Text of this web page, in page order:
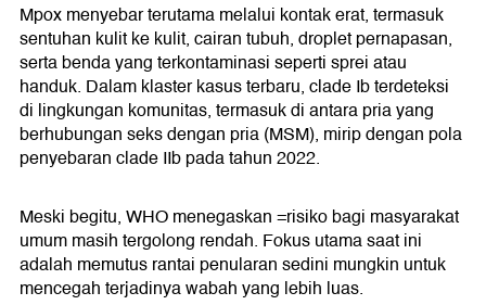
Mpox menyebar terutama melalui kontak erat, termasuk
sentuhan kulit ke kulit, cairan tubuh, droplet pernapasan,
serta benda yang terkontaminasi seperti sprei atau
handuk. Dalam klaster kasus terbaru, clade Ib terdeteksi
di lingkungan komunitas, termasuk di antara pria yang
berhubungan seks dengan pria (MSM), mirip dengan pola
penyebaran clade IIb pada tahun 2022.
Meski begitu, WHO menegaskan =risiko bagi masyarakat
umum masih tergolong rendah. Fokus utama saat ini
adalah memutus rantai penularan sedini mungkin untuk
mencegah terjadinya wabah yang lebih luas.